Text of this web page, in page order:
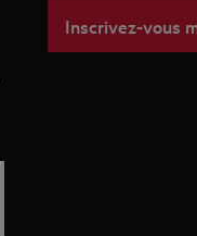
Inscrivez-vous